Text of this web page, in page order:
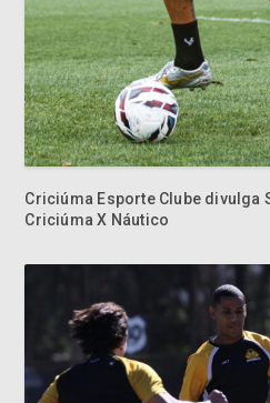
Criciúma Esporte Clube divulga
Criciúma X Náutico